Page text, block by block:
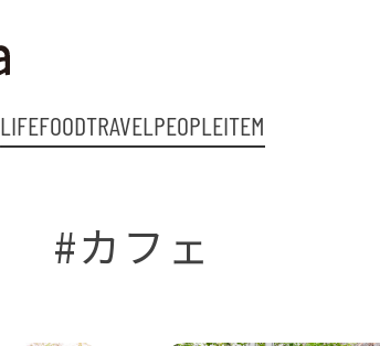
LIFEFOODTRAVELPEOPLEITEM
#カフェ